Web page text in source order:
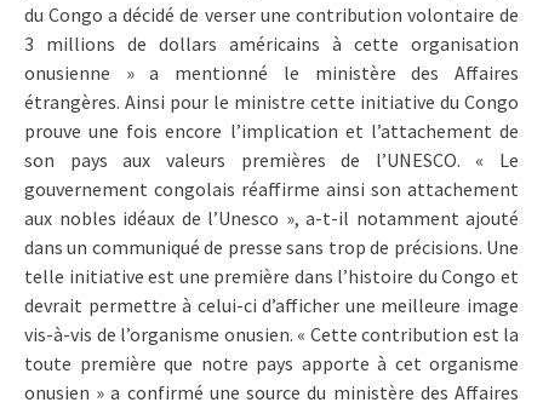
du Congo a décidé de verser une contribution volontaire de
3 millions de dollars américains à cette organisation
onusienne » a mentionné le ministère des Affaires
étrangères. Ainsi pour le ministre cette initiative du Congo
prouve une fois encore l’implication et l’attachement de
son pays aux valeurs premières de l’UNESCO. « Le
gouvernement congolais réaffirme ainsi son attachement
aux nobles idéaux de l’Unesco », a-t-il notamment ajouté
dans un communiqué de presse sans trop de précisions. Une
telle initiative est une première dans l’histoire du Congo et
devrait permettre à celui-ci d’afficher une meilleure image
vis-à-vis de l’organisme onusien. « Cette contribution est la
toute première que notre pays apporte à cet organisme
onusien » a confirmé une source du ministère des Affaires